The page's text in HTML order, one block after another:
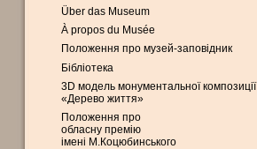
Über das Museum
À propos du Musée
Положення про музей-заповідник
Бібліотека
3D модель монументальної композиції
«Дерево життя»
Положення про
обласну премію
імені М.Коцюбинського